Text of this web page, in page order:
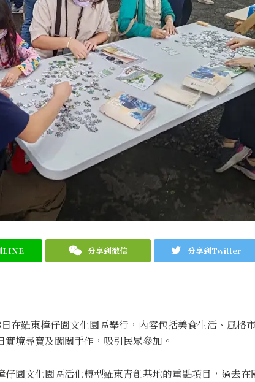
LINE 分享到微信 分享到Twitter
在羅東樟仔園文化園區舉行，內容包括美食生活、風格
境尋寶及闖關手作，吸引民眾參加。
園文化園區活化轉型羅東青創基地的重點項目，過去在